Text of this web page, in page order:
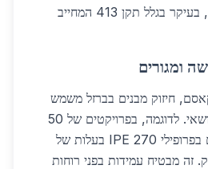
כוללים אלמנטים כאלה, בעיקר בגלל תקן 413 המחייב
ומגורים
חיזוק מבנים בברזל משמש
לקורות תקרה וקירות נושאי. לדוגמה, בפרויקטים של 50
יחידות דיור, משתמשים בפרופילי IPE 270 בעלות של
לבלוק. זה מבטיח עמידות בפני רוחות